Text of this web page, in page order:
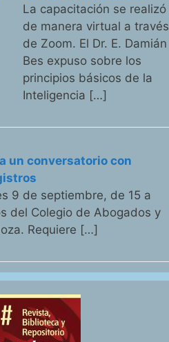
La capacitación se realizó
de manera virtual a través
de Zoom. El Dr. E. Damián
Bes expuso sobre los
principios básicos de la
Inteligencia […]
un conversatorio con
9 de septiembre, de 15 a
del Colegio de Abogados y
Requiere […]